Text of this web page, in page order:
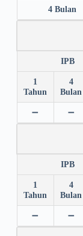
4 Bulan
IPB
1
Tahun
4
Bulan
➖ ➖
IPB
1
Tahun
4
Bulan
➖ ➖